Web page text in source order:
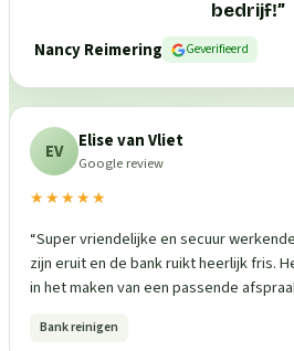
bedrijf!”
Nancy Reimering
Geverifieerd
EV Elise van Vliet
Google review
★★★★★
“Super vriendelijke en secuur
zijn eruit en de bank ruikt heerlijk fris.
in het maken van een passende
Bank reinigen